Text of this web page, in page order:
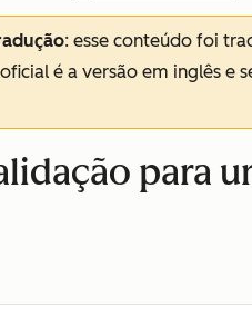
: esse conteúdo foi
é a versão em inglês e
para